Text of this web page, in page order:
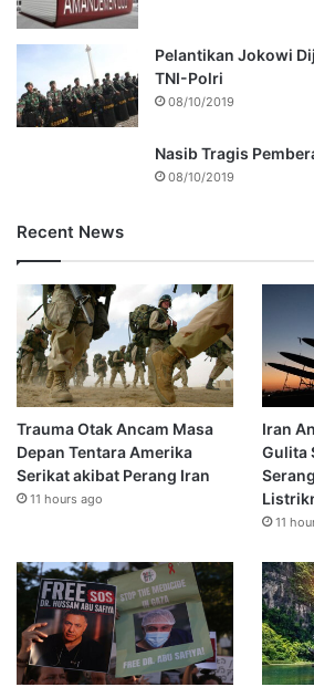
Pelantikan Jokowi
TNI-Polri
08/10/2019
Nasib Tragis
08/10/2019
Recent News
Trauma Otak Ancam Masa
Depan Tentara Amerika
Serikat akibat Perang Iran
11 hours ago
Iran
Gulita
11